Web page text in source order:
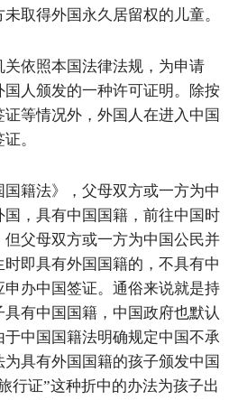
取得外国永久居留权的儿童。
依照本国法律法规，为申请
国人颁发的一种许可证明。除按
等情况外，外国人在进入中国
。
籍法》，父母双方或一方为中
国，具有中国国籍，前往中国时
父母双方或一方为中国公民并
即具有外国国籍的，不具有中
申办中国签证。通俗来说就是持
有中国国籍，中国政府也默认
中国国籍法明确规定中国不承
具有外国国籍的孩子颁发中国
行证”这种折中的办法为孩子出